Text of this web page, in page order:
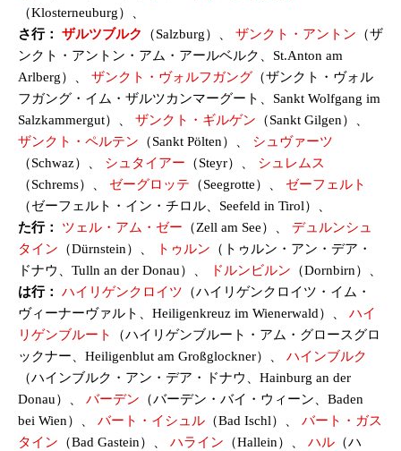
（Klosterneuburg）、
さ行：
ザルツブルク （Salzburg）、 ザンクト・アントン （ザ
ンクト・アントン・アム・アールベルク、St.Anton am
Arlberg）、 ザンクト・ヴォルフガング （ザンクト・ヴォル
フガング・イム・ザルツカンマーグート、Sankt Wolfgang im
Salzkammergut）、 ザンクト・ギルゲン （Sankt Gilgen）、
ザンクト・ペルテン （Sankt Pölten）、 シュヴァーツ
（Schwaz）、 シュタイアー （Steyr）、 シュレムス
（Schrems）、 ゼーグロッテ （Seegrotte）、 ゼーフェルト
（ゼーフェルト・イン・チロル、Seefeld in Tirol）、
た行：
ツェル・アム・ゼー （Zell am See）、 デュルンシュ
タイン （Dürnstein）、 トゥルン （トゥルン・アン・デア・
ドナウ、Tulln an der Donau）、
ドルンビルン （Dornbirn）、
は行：
ハイリゲンクロイツ （ハイリゲンクロイツ・イム・
ヴィーナーヴァルト、Heiligenkreuz im Wienerwald）、 ハイ
リゲンブルート
（ハイリゲンブルート・アム・グロースグロ
ックナー、Heiligenblut am Großglockner）、 ハインブルク
（ハインブルク・アン・デア・ドナウ、Hainburg an der
Donau）、 バーデン （バーデン・バイ・ウィーン、Baden
bei Wien）、 バート・イシュル （Bad Ischl）、 バート・ガス
タイン （Bad Gastein）、 ハライン （Hallein）、 ハル （ハ